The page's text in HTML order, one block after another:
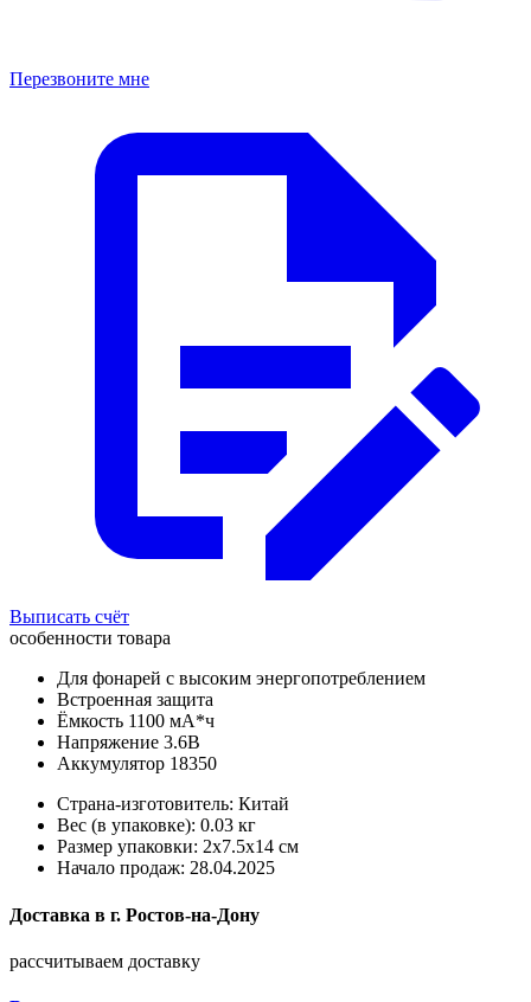
Перезвоните мне
Выписать счёт
особенности товара
Для фонарей с высоким энергопотреблением
Встроенная защита
Ёмкость 1100 мА*ч
Напряжение 3.6В
Аккумулятор 18350
Страна-изготовитель: Китай
Вес (в упаковке): 0.03 кг
Размер упаковки: 2x7.5x14 см
Начало продаж: 28.04.2025
Доставка в г. Ростов-на-Дону
рассчитываем доставку